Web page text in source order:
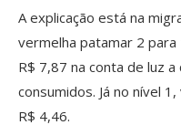
A explicação está na
vermelha patamar 2 para
R$ 7,87 na conta de luz
consumidos. Já no nível
R$ 4,46.